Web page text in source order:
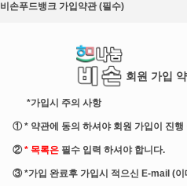
비손푸드뱅크 가입약관 (필수)
회원 가입
*가입시 주의 사항
① * 약관에 동의 하셔야 회원 가입이 진행
② * 목록은 필수 입력 하셔야 합니다.
③ *가입 완료후 가입시 적으신 E-mail (이